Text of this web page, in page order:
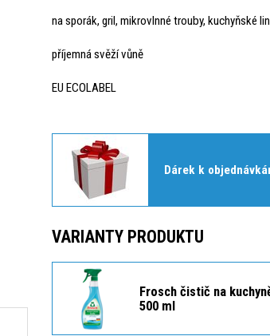
na sporák, gril, mikrovlnné trouby, kuchyňské
příjemná svěží vůně
EU ECOLABEL
Dárek k
VARIANTY PRODUKTU
Frosch čistič na
500 ml